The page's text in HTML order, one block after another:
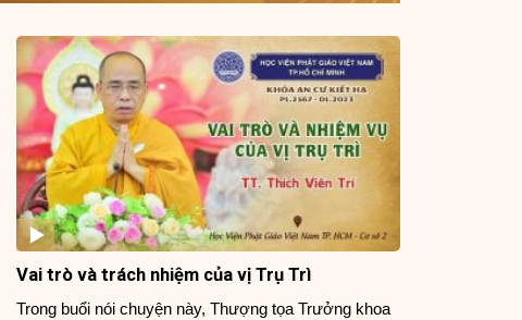
Vai trò và trách nhiệm của vị Trụ Trì
Trong buổi nói chuyện này, Thượng tọa Trưởng khoa